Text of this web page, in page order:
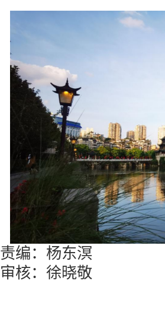
责编：杨东溟
审核：徐晓敬